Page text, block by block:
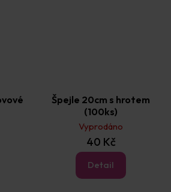
Špejle 20cm s hrotem
(100ks)
Vyprodáno
40 Kč
Detail